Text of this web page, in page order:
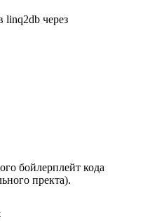
linq2db через
бойлерплейт кода
пректа).